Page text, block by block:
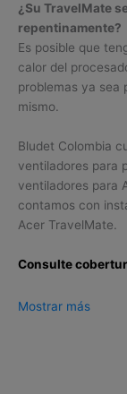
¿Su TravelMate
repentinamente?
Es posible que
calor del
problemas ya sea
mismo.
Bludet Colombia
ventiladores para
ventiladores para
contamos con
Acer TravelMate.
Consulte
Leticia, Medellín,
Mostrar más